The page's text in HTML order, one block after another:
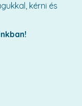
kérni és